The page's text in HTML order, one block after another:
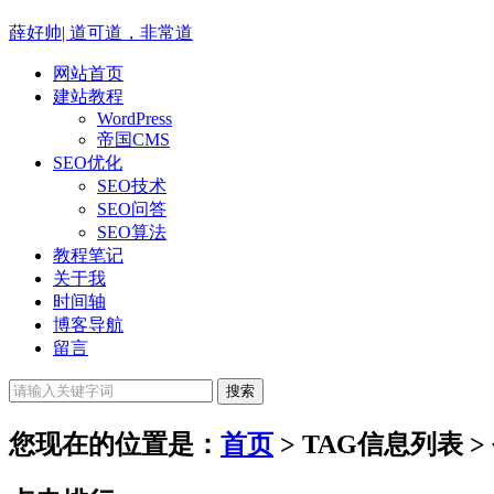
薛好帅| 道可道，非常道
网站首页
建站教程
WordPress
帝国CMS
SEO优化
SEO技术
SEO问答
SEO算法
教程笔记
关于我
时间轴
博客导航
留言
您现在的位置是： 首页 > TAG信息列表 >